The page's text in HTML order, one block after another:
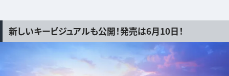
新しいキービジュアルも公開！発売は6月10日！